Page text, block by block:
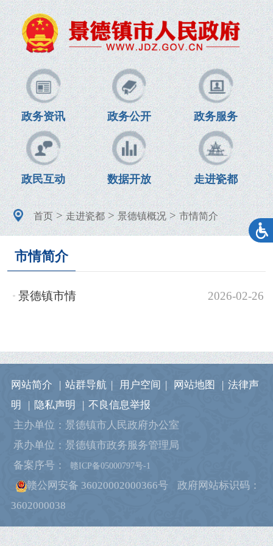
政务资讯 政务公开 政务服务
政民互动 数据开放 走进瓷都
首页>走进瓷都>景德镇概况>市情简介
市情简介
2026-02-26
景德镇市情
网站简介 | 站群导航 | 用户空间 | 网站地图 | 法律声
明
| 隐私声明 | 不良信息举报
主办单位：景德镇市人民政府办公室
承办单位：景德镇市政务服务管理局
备案序号：
赣ICP备05000797号-1
赣公网安备 36020002000366号
政府网站标识码：
3602000038